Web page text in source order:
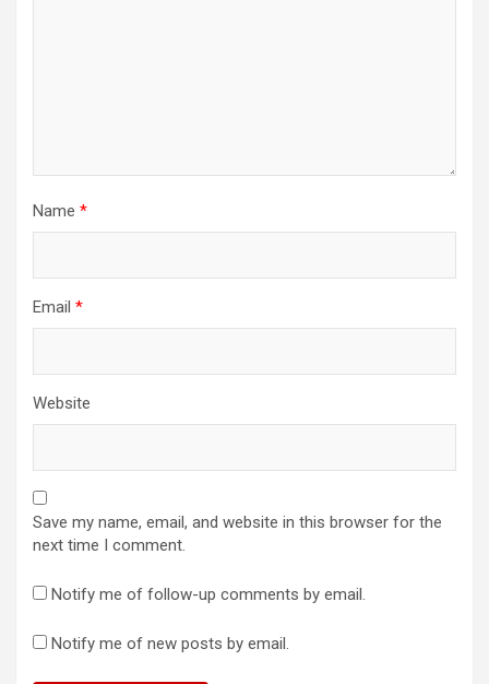
Name *
Email *
Website
Save my name, email, and website in this browser for the
next time I comment.
Notify me of follow-up comments by email.
Notify me of new posts by email.